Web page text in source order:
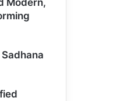
Modern,